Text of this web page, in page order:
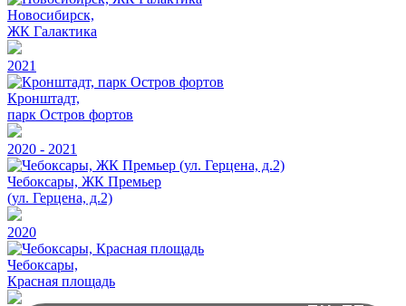
Новосибирск,
ЖК Галактика
2021
Кронштадт,
парк Остров фортов
2020 - 2021
Чебоксары, ЖК Премьер
(ул. Герцена, д.2)
2020
Чебоксары,
Красная площадь